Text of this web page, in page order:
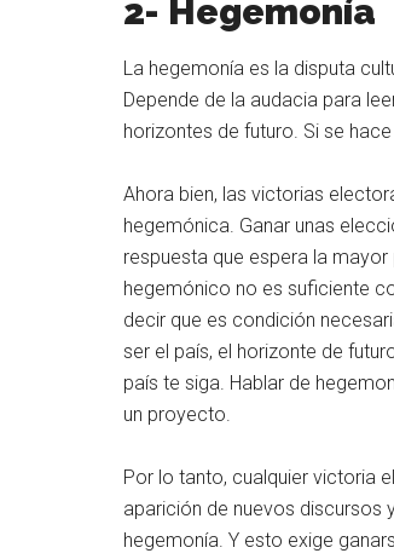
2- Hegemonía
La hegemonía es la disputa
Depende de la audacia para
horizontes de futuro. Si se
Ahora bien, las victorias
hegemónica. Ganar unas
respuesta que espera la
hegemónico no es suficiente
decir que es condición
ser el país, el horizonte de
país te siga. Hablar de
un proyecto.
Por lo tanto, cualquier victoria
aparición de nuevos discursos
hegemonía. Y esto exige